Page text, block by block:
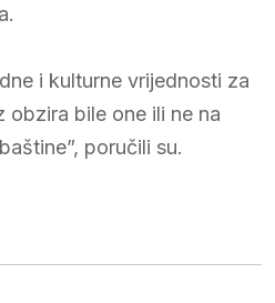
i kulturne vrijednosti za
obzira bile one ili ne na
poručili su.